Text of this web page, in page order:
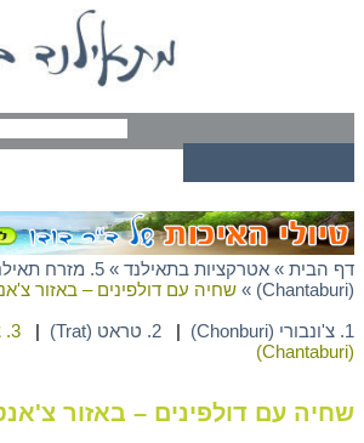
דף הבית » אטרקציות בתאילנד » 5. מזרח תאילנד
(Chantaburi)
» שחיה עם דולפינים – באזור
1. צ'ונבורי (Chonburi)
| 2. טראט (Trat) |
(Chantaburi)
שחיה עם דולפינים – באזור